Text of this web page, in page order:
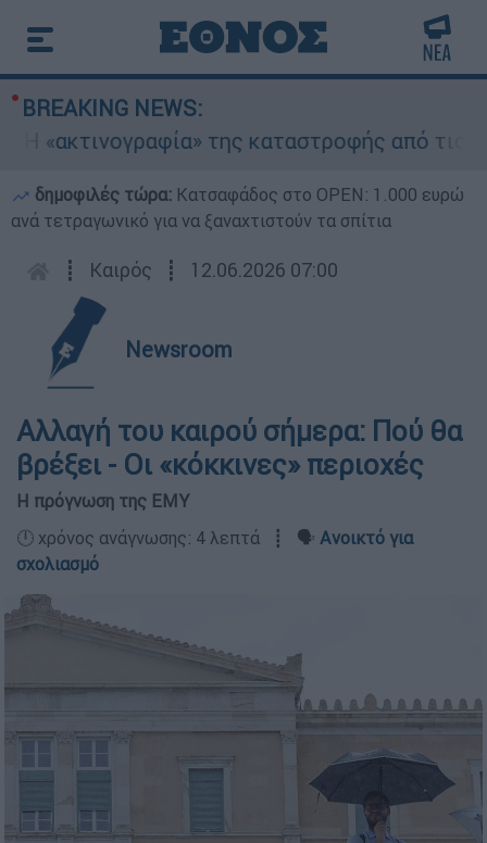
BREAKING NEWS:
της καταστροφής από τις
δημοφιλές τώρα: Κατσαφάδος στο OPEN: 1.000 ευρώ
ανά τετραγωνικό για να ξαναχτιστούν τα σπίτια
┋ Καιρός ┋ 12.06.2026 07:00
Newsroom
Αλλαγή του καιρού σήμερα: Πού θα
βρέξει - Οι «κόκκινες» περιοχές
Η πρόγνωση της ΕΜΥ
🕛 χρόνος ανάγνωσης: 4 λεπτά ┋ 🗣️ Ανοικτό για
σχολιασμό